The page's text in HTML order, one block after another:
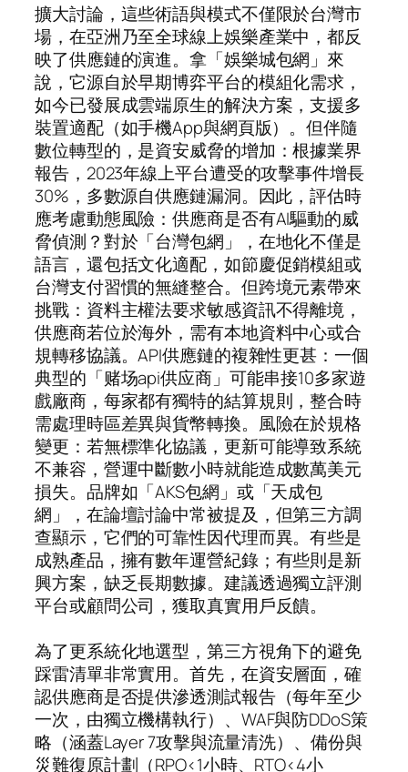
擴大討論，這些術語與模式不僅限於台灣市
場，在亞洲乃至全球線上娛樂產業中，都反
映了供應鏈的演進。拿「娛樂城包網」來
說，它源自於早期博弈平台的模組化需求，
如今已發展成雲端原生的解決方案，支援多
裝置適配（如手機App與網頁版）。但伴隨
數位轉型的，是資安威脅的增加：根據業界
報告，2023年線上平台遭受的攻擊事件增長
30%，多數源自供應鏈漏洞。因此，評估時
應考慮動態風險：供應商是否有AI驅動的威
脅偵測？對於「台灣包網」，在地化不僅是
語言，還包括文化適配，如節慶促銷模組或
台灣支付習慣的無縫整合。但跨境元素帶來
挑戰：資料主權法要求敏感資訊不得離境，
供應商若位於海外，需有本地資料中心或合
規轉移協議。API供應鏈的複雜性更甚：一個
典型的「赌场api供应商」可能串接10多家遊
戲廠商，每家都有獨特的結算規則，整合時
需處理時區差異與貨幣轉換。風險在於規格
變更：若無標準化協議，更新可能導致系統
不兼容，營運中斷數小時就能造成數萬美元
損失。品牌如「AKS包網」或「天成包
網」，在論壇討論中常被提及，但第三方調
查顯示，它們的可靠性因代理而異。有些是
成熟產品，擁有數年運營紀錄；有些則是新
興方案，缺乏長期數據。建議透過獨立評測
平台或顧問公司，獲取真實用戶反饋。
為了更系統化地選型，第三方視角下的避免
踩雷清單非常實用。首先，在資安層面，確
認供應商是否提供滲透測試報告（每年至少
一次，由獨立機構執行）、WAF與防DDoS策
略（涵蓋Layer 7攻擊與流量清洗）、備份與
災難復原計劃（RPO<1小時、RTO<4小